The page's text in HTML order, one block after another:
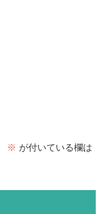
※ が付いている欄は